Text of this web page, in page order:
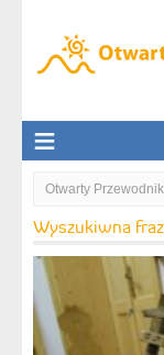
Otwarty
Wyszukiwna